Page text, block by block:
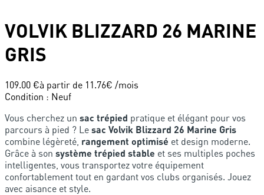
VOLVIK BLIZZARD 26 MARINE
GRIS
109.00 €à partir de 11.76€ /mois
Condition : Neuf
Vous cherchez un sac trépied pratique et élégant pour vos
parcours à pied ? Le sac Volvik Blizzard 26 Marine Gris
combine légèreté, rangement optimisé et design moderne.
Grâce à son système trépied stable et ses multiples poches
intelligentes, vous transportez votre équipement
confortablement tout en gardant vos clubs organisés. Jouez
avec aisance et style.